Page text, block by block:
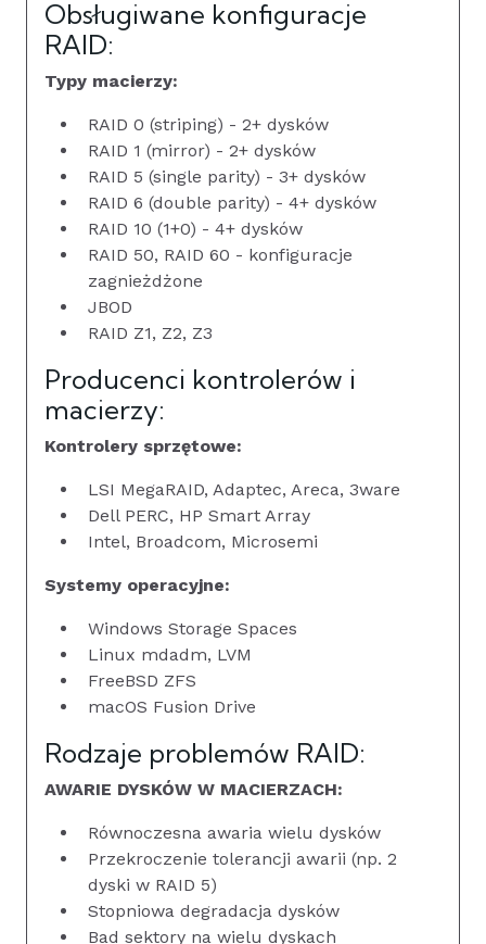
Obsługiwane konfiguracje
RAID:
Typy macierzy:
RAID 0 (striping) - 2+ dysków
RAID 1 (mirror) - 2+ dysków
RAID 5 (single parity) - 3+ dysków
RAID 6 (double parity) - 4+ dysków
RAID 10 (1+0) - 4+ dysków
RAID 50, RAID 60 - konfiguracje
zagnieżdżone
JBOD
RAID Z1, Z2, Z3
Producenci kontrolerów i
macierzy:
Kontrolery sprzętowe:
LSI MegaRAID, Adaptec, Areca, 3ware
Dell PERC, HP Smart Array
Intel, Broadcom, Microsemi
Systemy operacyjne:
Windows Storage Spaces
Linux mdadm, LVM
FreeBSD ZFS
macOS Fusion Drive
Rodzaje problemów RAID:
AWARIE DYSKÓW W MACIERZACH:
Równoczesna awaria wielu dysków
Przekroczenie tolerancji awarii (np. 2
dyski w RAID 5)
Stopniowa degradacja dysków
Bad sektory na wielu dyskach